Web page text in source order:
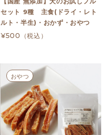
セット 9種 主食(ドライ・レト
ルト・半生)・おかず・おやつ
¥500 （税込）
おやつ